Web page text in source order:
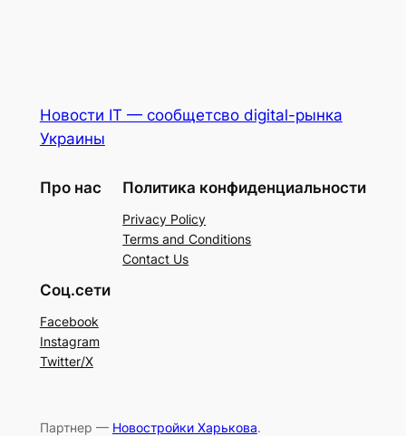
Новости IT — сообщетсво digital-рынка
Украины
Про нас Политика конфиденциальности
Privacy Policy
Terms and Conditions
Contact Us
Соц.сети
Facebook
Instagram
Twitter/X
Партнер — Новостройки Харькова.